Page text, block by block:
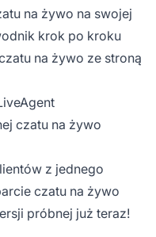
na żywo na swojej
krok po kroku
na żywo ze stroną
czatu na żywo
z jednego
czatu na żywo
próbnej już teraz!